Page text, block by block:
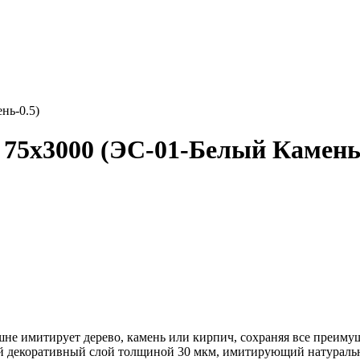
0.5)
(ЭС-01-Белый
имитирует дерево, камень или кирпич, сохраняя все
декоративный слой толщиной 30 мкм, имитирующий